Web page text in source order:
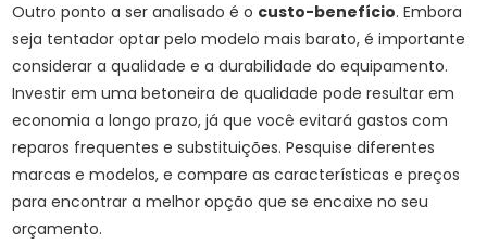
Outro ponto a ser analisado é o custo-benefício. Embora
seja tentador optar pelo modelo mais barato, é importante
considerar a qualidade e a durabilidade do equipamento.
Investir em uma betoneira de qualidade pode resultar em
economia a longo prazo, já que você evitará gastos com
reparos frequentes e substituições. Pesquise diferentes
marcas e modelos, e compare as características e preços
para encontrar a melhor opção que se encaixe no seu
orçamento.